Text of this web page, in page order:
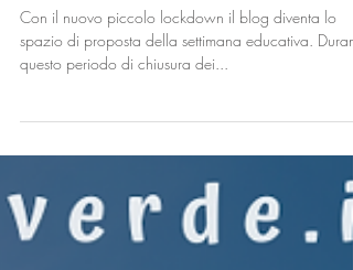
Una settimana con Taty
Con il nuovo piccolo lockdown il blog diventa lo
spazio di proposta della settimana educativa.